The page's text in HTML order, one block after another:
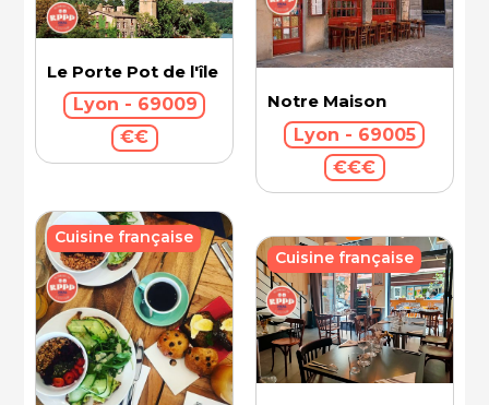
Le Porte Pot de l'île Barbe
Lyon - 69009
€€
Notre Maison
Lyon - 69005
€€€
Cuisine française
Cuisine française